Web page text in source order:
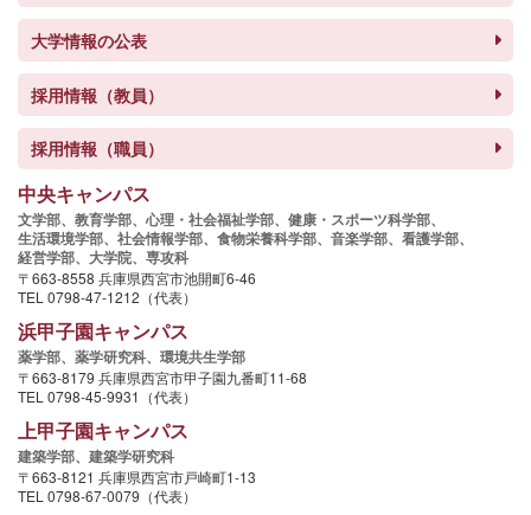
大学情報の公表
採用情報（教員）
採用情報（職員）
中央キャンパス
文学部、 教育学部、 心理・社会福祉学部、 健康・スポーツ科学部、
生活環境学部、 社会情報学部、 食物栄養科学部、 音楽学部、 看護学部、
経営学部、 大学院、 専攻科
〒663-8558 兵庫県西宮市池開町6-46
TEL 0798-47-1212（代表）
浜甲子園キャンパス
薬学部、 薬学研究科、 環境共生学部
〒663-8179 兵庫県西宮市甲子園九番町11-68
TEL 0798-45-9931（代表）
上甲子園キャンパス
建築学部、 建築学研究科
〒663-8121 兵庫県西宮市戸崎町1-13
TEL 0798-67-0079（代表）